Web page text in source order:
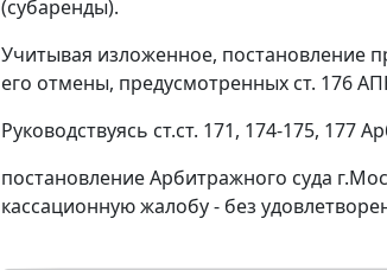
(субаренды).
Учитывая изложенное, постановление
его отмены, предусмотренных ст. 176
Руководствуясь ст.ст. 171, 174-175, 177
постановление Арбитражного суда
кассационную жалобу - без